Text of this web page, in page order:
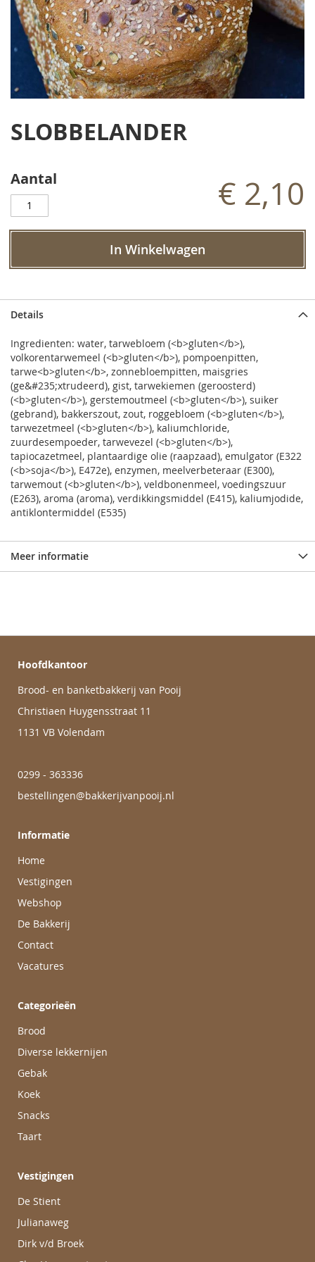
het
de
gallerij
SLOBBELANDER
Aantal € 2,10
In Winkelwagen
Details
Ingredienten: water, tarwebloem (<b>gluten</b>),
volkorentarwemeel (<b>gluten</b>), pompoenpitten,
tarwe<b>gluten</b>, zonnebloempitten, maisgries
(ge&#235;xtrudeerd), gist, tarwekiemen (geroosterd)
(<b>gluten</b>), gerstemoutmeel (<b>gluten</b>), suiker
(gebrand), bakkerszout, zout, roggebloem (<b>gluten</b>),
tarwezetmeel (<b>gluten</b>), kaliumchloride,
zuurdesempoeder, tarwevezel (<b>gluten</b>),
tapiocazetmeel, plantaardige olie (raapzaad), emulgator (E322
(<b>soja</b>), E472e), enzymen, meelverbeteraar (E300),
tarwemout (<b>gluten</b>), veldbonenmeel, voedingszuur
(E263), aroma (aroma), verdikkingsmiddel (E415), kaliumjodide,
antiklontermiddel (E535)
Meer informatie
Hoofdkantoor
Brood- en banketbakkerij van Pooij
Christiaen Huygensstraat 11
1131 VB Volendam
0299 - 363336
bestellingen@bakkerijvanpooij.nl
Informatie
Home
Vestigingen
Webshop
De Bakkerij
Contact
Vacatures
Categorieën
Brood
Diverse lekkernijen
Gebak
Koek
Snacks
Taart
Vestigingen
De Stient
Julianaweg
Dirk v/d Broek